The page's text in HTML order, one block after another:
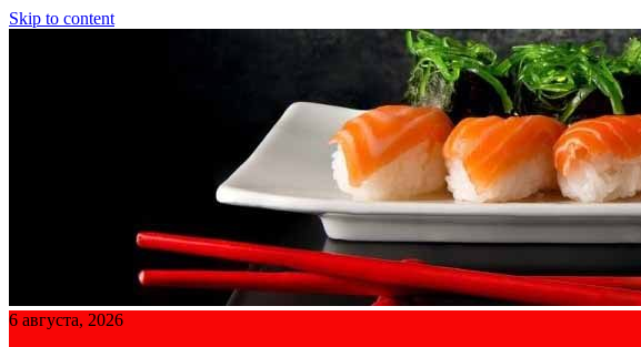
Skip to content
6 августа, 2026